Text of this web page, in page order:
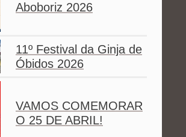
Aboboriz 2026
11º Festival da Ginja de
Óbidos 2026
VAMOS COMEMORAR
O 25 DE ABRIL!